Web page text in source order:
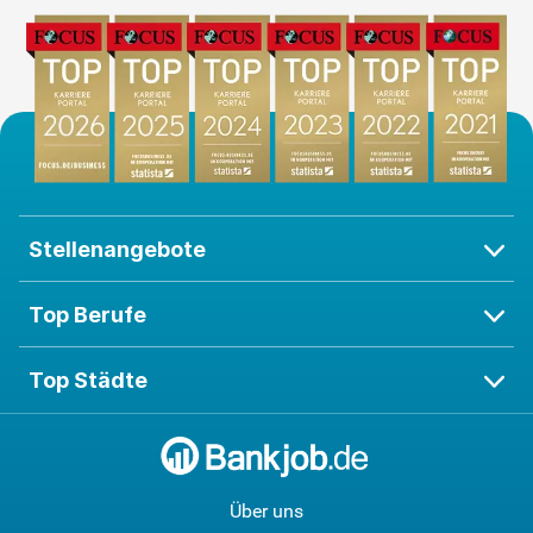
Stellenangebote
Top Berufe
Top Städte
Über uns